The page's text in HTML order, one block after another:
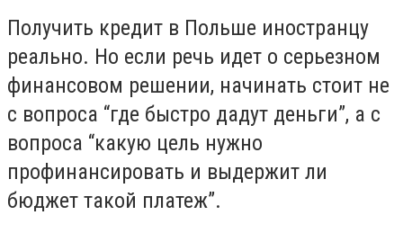
Получить кредит в Польше иностранцу
реально. Но если речь идет о серьезном
финансовом решении, начинать стоит не
с вопроса “где быстро дадут деньги”, а с
вопроса “какую цель нужно
профинансировать и выдержит ли
бюджет такой платеж”.